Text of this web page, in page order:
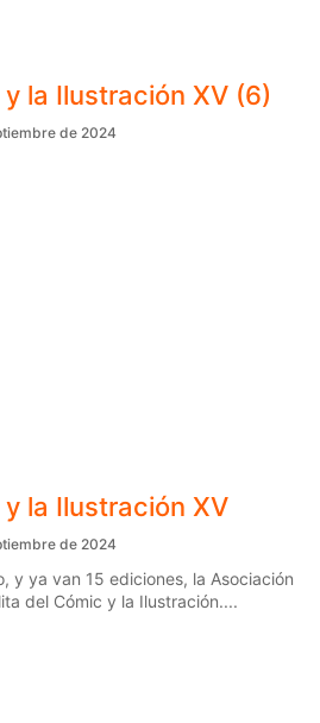
la Ilustración XV (6)
de 2024
la Ilustración XV
de 2024
y ya van 15 ediciones, la Asociación
del Cómic y la Ilustración....